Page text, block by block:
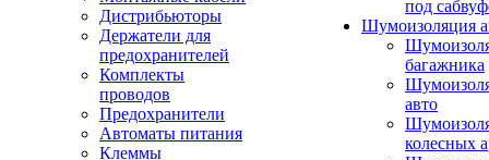
Дистрибьюторы
Держатели для
предохранителей
Комплекты
проводов
Предохранители
Автоматы питания
Клеммы
под
Шумоизоляция
багажника
авто
колесных